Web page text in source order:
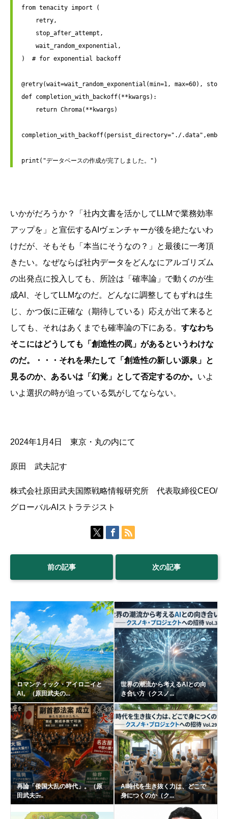
from tenacity import (
    retry,
    stop_after_attempt,
    wait_random_exponential,
)  # for exponential backoff
@retry(wait=wait_random_exponential(min=1, max=60),
def completion_with_backoff(**kwargs):
    return Chroma(**kwargs)
completion_with_backoff(persist_directory="./
いかがだろうか？「社内文書を活かしてLLMで業務効率
アップを」と宣伝するAIヴェンチャーが後を絶たないわ
けだが、そもそも「本当にそうなの？」と最後に一考頂
きたい。なぜならば社内データをどんなにアルゴリズム
の出発点に投入しても、所詮は「確率論」で動くのが生
成AI、そしてLLMなのだ。どんなに調整してもずれは生
じ、かつ仮に正確な（期待している）応えが出て来ると
しても、それはあくまでも確率論の下にある。 すなわち
そこにはどうしても「創造性の罠」があるというわけな
のだ。・・・それを果たして「創造性の新しい源泉」と
見るのか、あるいは「幻覚」として否定するのか。 いよ
いよ選択の時が迫っている気がしてならない。
2024年1月4日 東京・丸の内にて
原田 武夫記す
株式会社原田武夫国際戦略情報研究所 代表取締役CEO/
グローバルAIストラテジスト
前の記事 次の記事
ロマンティック・アイロニイと
AI。（原田武夫の...
世界の潮流から考えるAIとの向
き合い方（クスノ...
再論「倭国大乱の時代」。（原
田武夫の̶...
AI時代を生き抜く力は、どこで
身につくのか（ク...